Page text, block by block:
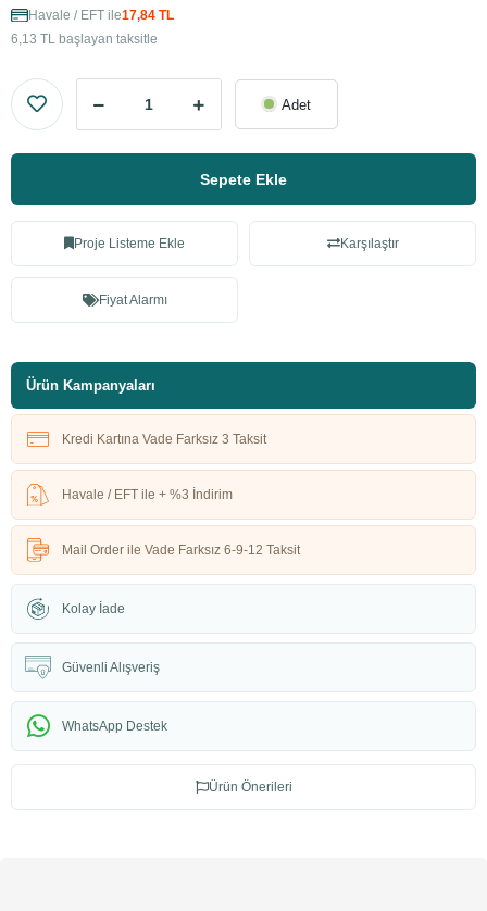
Havale / EFT ile17,84 TL
6,13 TL başlayan taksitle
Adet
Sepete Ekle
Proje Listeme Ekle Karşılaştır
Fiyat Alarmı
Ürün Kampanyaları
Kredi Kartına Vade Farksız 3 Taksit
Havale / EFT ile + %3 İndirim
Mail Order ile Vade Farksız 6-9-12 Taksit
Kolay İade
Güvenli Alışveriş
WhatsApp Destek
Ürün Önerileri